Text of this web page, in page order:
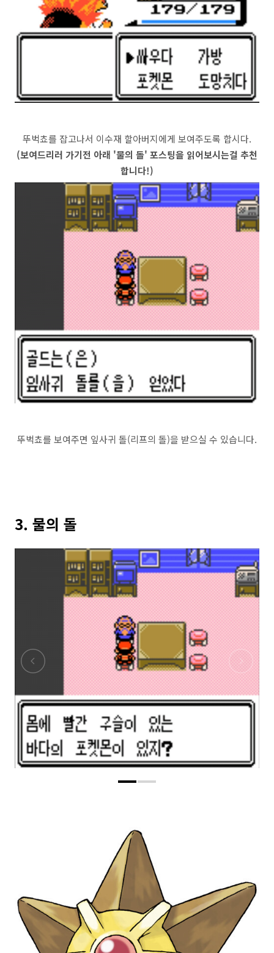
뚜벅쵸를 잡고나서 이수재 할아버지에게 보여주도록 합시다.
(보여드리러 가기전 아래 '물의 돌' 포스팅을 읽어보시는걸 추천
합니다!)
뚜벅쵸를 보여주면 잎사귀 돌(리프의 돌)을 받으실 수 있습니다.
3. 물의 돌